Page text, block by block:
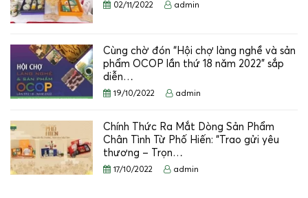
02/11/2022 admin
Cùng chờ đón “Hội chợ làng nghề và sản
phẩm OCOP lần thứ 18 năm 2022” sắp
diễn…
19/10/2022 admin
Chính Thức Ra Mắt Dòng Sản Phẩm
Chân Tình Từ Phố Hiến: “Trao gửi yêu
thương – Trọn…
17/10/2022 admin